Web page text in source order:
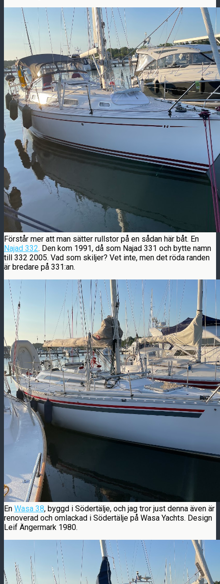
Förstår mer att man sätter rullstor på en sådan här båt. En
Najad 332. Den kom 1991, då som Najad 331 och bytte namn
till 332 2005. Vad som skiljer? Vet inte, men det röda randen
är bredare på 331:an.
En Wasa 38, byggd i Södertälje, och jag tror just denna även är
renoverad och omlackad i Södertälje på Wasa Yachts. Design
Leif Ängermark 1980.